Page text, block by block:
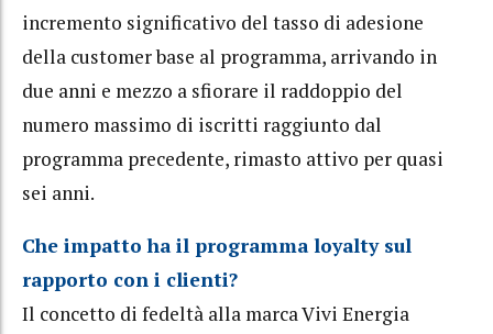
incremento significativo del tasso di adesione
della customer base al programma, arrivando in
due anni e mezzo a sfiorare il raddoppio del
numero massimo di iscritti raggiunto dal
programma precedente, rimasto attivo per quasi
sei anni.
Che impatto ha il programma loyalty sul
rapporto con i clienti?
Il concetto di fedeltà alla marca Vivi Energia